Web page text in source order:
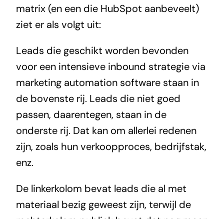
matrix (en een die HubSpot aanbeveelt)
ziet er als volgt uit:
Leads die geschikt worden bevonden
voor een intensieve inbound strategie via
marketing automation software staan in
de bovenste rij. Leads die niet goed
passen, daarentegen, staan in de
onderste rij. Dat kan om allerlei redenen
zijn, zoals hun verkoopproces, bedrijfstak,
enz.
De linkerkolom bevat leads die al met
materiaal bezig geweest zijn, terwijl de